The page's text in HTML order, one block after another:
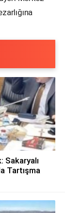
Sakaryalı
Tartışma